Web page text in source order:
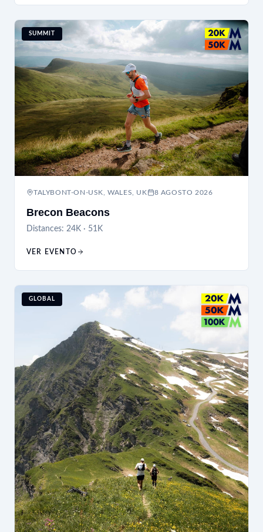
SUMMIT
TALYBONT-ON-USK, WALES, UK 8 AGOSTO 2026
Brecon Beacons
Distances: 24K · 51K
VER EVENTO
GLOBAL